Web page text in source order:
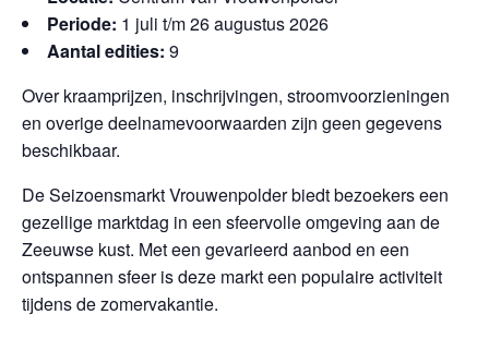
Periode: 1 juli t/m 26 augustus 2026
Aantal edities: 9
Over kraamprijzen, inschrijvingen, stroomvoorzieningen
en overige deelnamevoorwaarden zijn geen gegevens
beschikbaar.
De Seizoensmarkt Vrouwenpolder biedt bezoekers een
gezellige marktdag in een sfeervolle omgeving aan de
Zeeuwse kust. Met een gevarieerd aanbod en een
ontspannen sfeer is deze markt een populaire activiteit
tijdens de zomervakantie.